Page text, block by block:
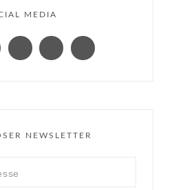
MEDIA
NEWSLETTER